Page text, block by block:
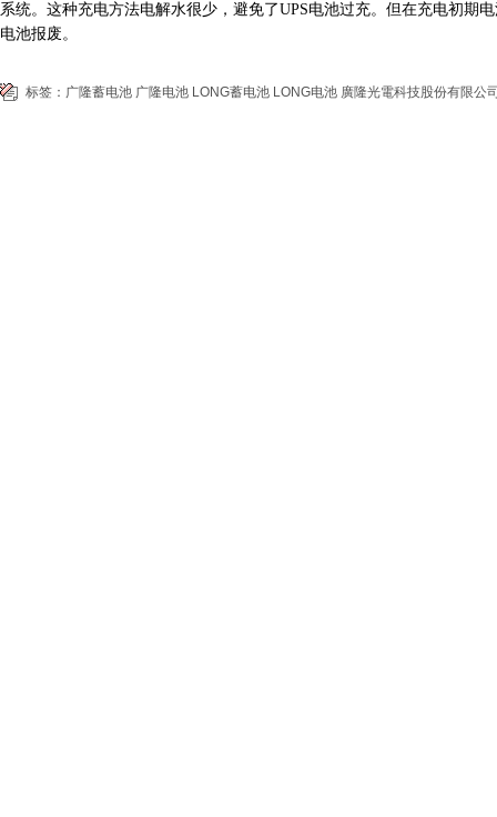
系统。这种充电方法电解水很少，避免了UPS电池过充。但在充电初期
电池报废。
标签： 广隆蓄电池 广隆电池 LONG蓄电池 LONG电池 廣隆光電科技股份有限公